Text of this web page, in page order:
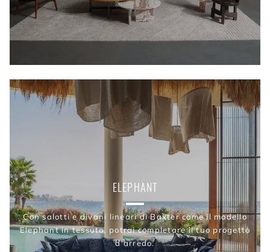
ELEPHANT
Con salotti e divani lineari di Baxter come il modello
Elephant in tessuto, potrai completare il tuo progetto
d'arredo.